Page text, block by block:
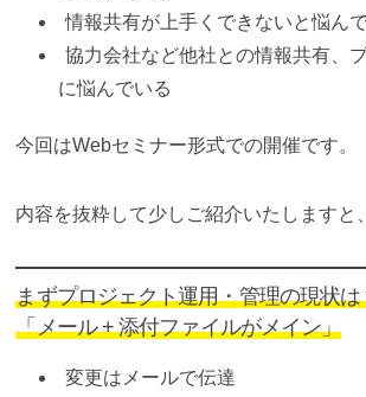
情報共有が上手くできないと悩ん
協力会社など他社との情報共有、
に悩んでいる
今回はWebセミナー形式での開催です。
内容を抜粋して少しご紹介いたしますと、
まずプロジェクト運用・管理の現状は
「メール + 添付ファイルがメイン」
変更はメールで伝達